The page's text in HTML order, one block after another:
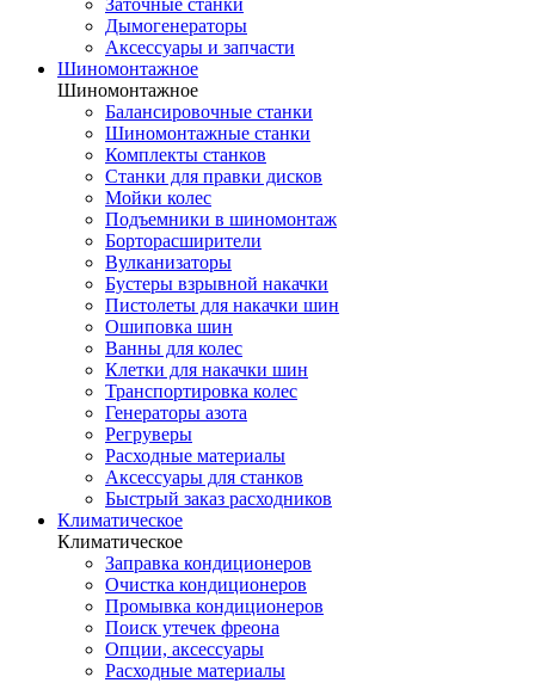
Заточные станки
Дымогенераторы
Аксессуары и запчасти
Шиномонтажное
Шиномонтажное
Балансировочные станки
Шиномонтажные станки
Комплекты станков
Станки для правки дисков
Мойки колес
Подъемники в шиномонтаж
Борторасширители
Вулканизаторы
Бустеры взрывной накачки
Пистолеты для накачки шин
Ошиповка шин
Ванны для колес
Клетки для накачки шин
Транспортировка колес
Генераторы азота
Регруверы
Расходные материалы
Аксессуары для станков
Быстрый заказ расходников
Климатическое
Климатическое
Заправка кондиционеров
Очистка кондиционеров
Промывка кондиционеров
Поиск утечек фреона
Опции, аксессуары
Расходные материалы